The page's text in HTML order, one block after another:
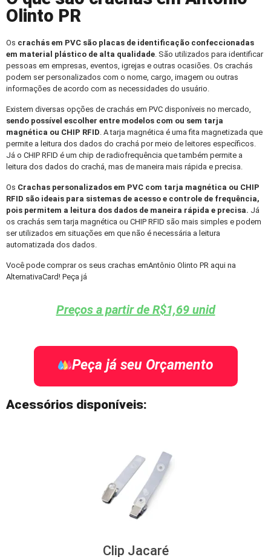
Olinto PR
Os crachás em PVC são placas de identificação confeccionadas
em material plástico de alta qualidade. São utilizados para identificar
pessoas em empresas, eventos, igrejas e outras ocasiões. Os crachás
podem ser personalizados com o nome, cargo, imagem ou outras
informações de acordo com as necessidades do usuário.
Existem diversas opções de crachás em PVC disponíveis no mercado,
sendo possível escolher entre modelos com ou sem tarja
magnética ou CHIP RFID. A tarja magnética é uma fita magnetizada que
permite a leitura dos dados do crachá por meio de leitores específicos.
Já o CHIP RFID é um chip de radiofrequência que também permite a
leitura dos dados do crachá, mas de maneira mais rápida e precisa.
Os Crachas personalizados em PVC com tarja magnética ou CHIP
RFID são ideais para sistemas de acesso e controle de frequência,
pois permitem a leitura dos dados de maneira rápida e precisa. Já
os crachás sem tarja magnética ou CHIP RFID são mais simples e podem
ser utilizados em situações em que não é necessária a leitura
automatizada dos dados.
Você pode comprar os seus crachas emAntônio Olinto PR aqui na
AlternativaCard! Peça já
Preços a partir de R$1,69 unid
Peça já seu Orçamento
Acessórios disponíveis:
Clip Jacaré